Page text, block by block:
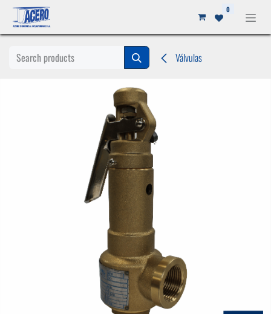
Ir al contenido 0
Válvulas